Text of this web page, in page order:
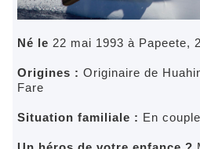
Né le 22 mai 1993 à Papeete,
Origines : Originaire de
Fare
Situation familiale : En